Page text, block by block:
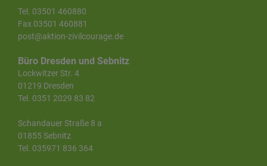
Tel. 03501 460880
Fax 03501 460881
post@aktion-zivilcourage.de
Büro Dresden und Sebnitz
Lockwitzer Str. 4
01219 Dresden
Tel. 0351 2029 83 82
Schandauer Straße 8 a
01855 Sebnitz
Tel. 035971 836 364